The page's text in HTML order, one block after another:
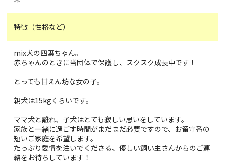
特徴（性格など）
mix犬の四葉ちゃん。
赤ちゃんのときに当団体で保護し、スクスク成長中です！
とっても甘えん坊な女の子。
親犬は15kgくらいです。
ママ犬と離れ、子犬はとても寂しい思いをしています。
家族と一緒に過ごす時間がまだまだ必要ですので、お留守番の
短いご家庭を希望します。
たっぷり愛情を注いでくださる、優しい飼い主さんからのご連
絡をお待ちしています！